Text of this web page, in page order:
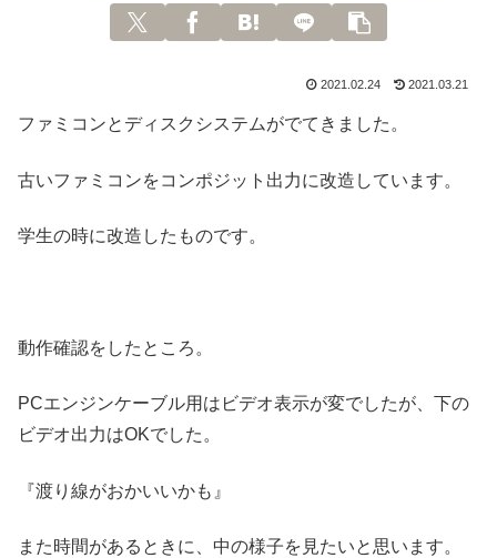
2021.02.24 2021.03.21
ファミコンとディスクシステムがでてきました。
古いファミコンをコンポジット出力に改造しています。
学生の時に改造したものです。
動作確認をしたところ。
PCエンジンケーブル用はビデオ表示が変でしたが、下の
ビデオ出力はOKでした。
『渡り線がおかいいかも』
また時間があるときに、中の様子を見たいと思います。